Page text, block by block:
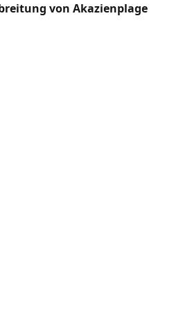
von Akazienplage